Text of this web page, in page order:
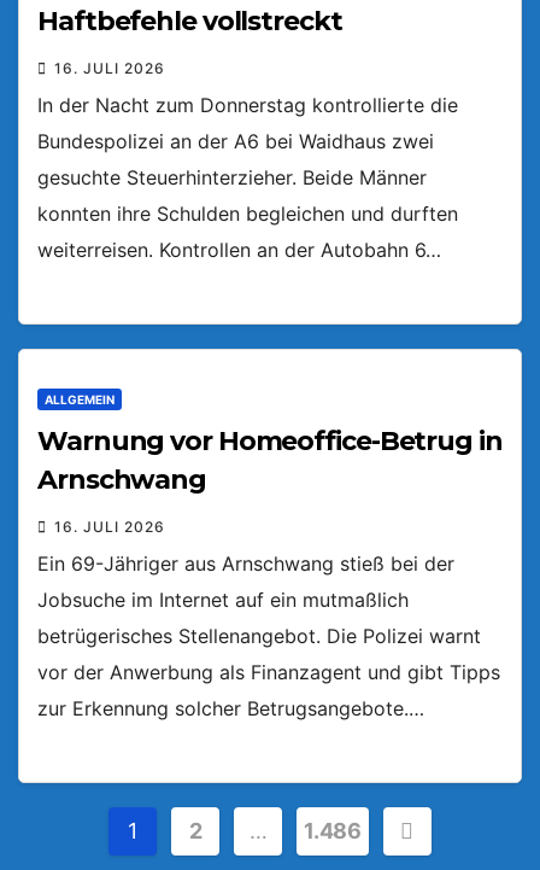
Haftbefehle vollstreckt
16. JULI 2026
In der Nacht zum Donnerstag kontrollierte die
Bundespolizei an der A6 bei Waidhaus zwei
gesuchte Steuerhinterzieher. Beide Männer
konnten ihre Schulden begleichen und durften
weiterreisen. Kontrollen an der Autobahn 6…
ALLGEMEIN
Warnung vor Homeoffice-Betrug in
Arnschwang
16. JULI 2026
Ein 69-Jähriger aus Arnschwang stieß bei der
Jobsuche im Internet auf ein mutmaßlich
betrügerisches Stellenangebot. Die Polizei warnt
vor der Anwerbung als Finanzagent und gibt Tipps
zur Erkennung solcher Betrugsangebote.…
Seitennummerierung
1 2 … 1.486